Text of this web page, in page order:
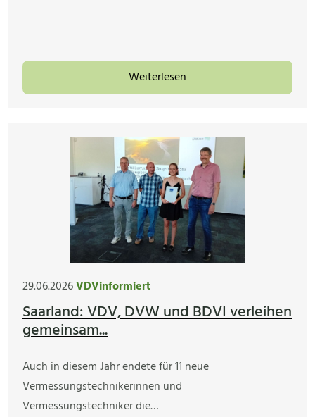
Weiterlesen
29.06.2026VDVinformiert
Saarland: VDV, DVW und BDVI verleihen
gemeinsam...
Auch in diesem Jahr endete für 11 neue
Vermessungstechnikerinnen und
Vermessungstechniker die…